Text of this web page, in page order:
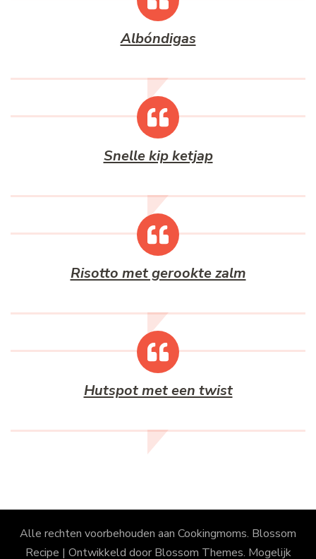
Albóndigas
Snelle kip ketjap
Risotto met gerookte zalm
Hutspot met een twist
Alle rechten voorbehouden aan Cookingmoms. Blossom
Recipe | Ontwikkeld door Blossom Themes. Mogelijk